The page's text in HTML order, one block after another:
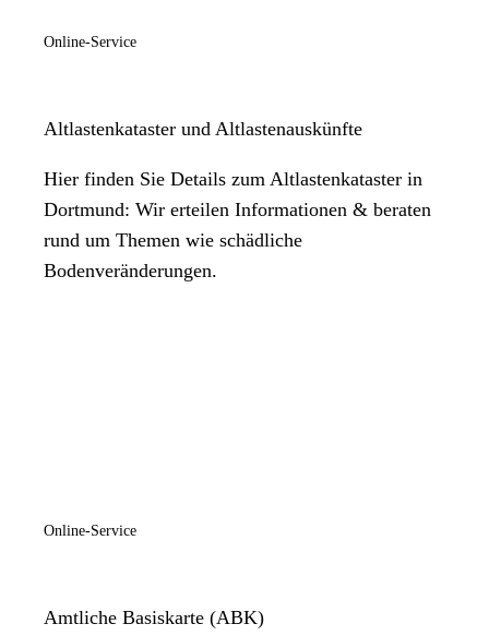
Online-Service
Altlastenkataster und Altlastenauskünfte
Hier finden Sie Details zum Altlastenkataster in
Dortmund: Wir erteilen Informationen & beraten
rund um Themen wie schädliche
Bodenveränderungen.
Online-Service
Amtliche Basiskarte (ABK)